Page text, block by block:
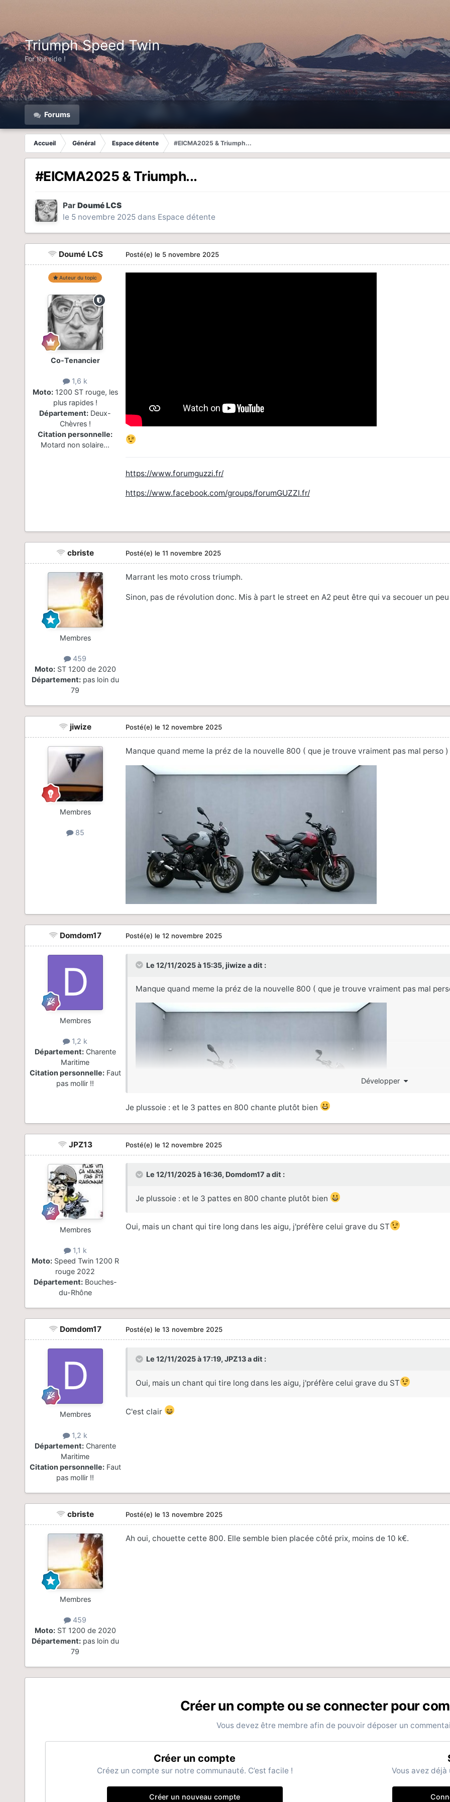
Triumph Speed Twin
For the ride !
Forums
Accueil Général Espace détente #EICMA2025 & Triumph...
#EICMA2025 & Triumph...
Par Doumé LCS
le 5 novembre 2025dans Espace détente
Doumé LCS
Auteur du topic
Co-Tenancier
1,6 k
Moto:1200 ST rouge, les
plus rapides !
Département: Deux-
Chèvres !
Citation personnelle:
Motard non solaire...
Posté(e) le 5 novembre 2025
https://www.forumguzzi.fr/
https://www.facebook.com/groups/forumGUZZI.fr/
cbriste
Membres
459
Moto:ST 1200 de 2020
Département:pas loin du
79
Posté(e) le 11 novembre 2025
Marrant les moto cross triumph.
Sinon, pas de révolution donc. Mis à part le street en A2 peut être qui va secouer un
jiwize
Membres
85
Posté(e) le 12 novembre 2025
Manque quand meme la préz de la nouvelle 800 ( que je trouve vraiment pas mal perso )
Domdom17
Membres
1,2 k
Département:Charente
Maritime
Citation personnelle:Faut
pas mollir !!
Posté(e) le 12 novembre 2025
Le 12/11/2025 à 15:35, jiwize a dit :
Manque quand meme la préz de la nouvelle 800 ( que je trouve vraiment pas mal
Développer
Je plussoie : et le 3 pattes en 800 chante plutôt bien
JPZ13
Membres
1,1 k
Moto:Speed Twin 1200 R
rouge 2022
Département:Bouches-
du-Rhône
Posté(e) le 12 novembre 2025
Le 12/11/2025 à 16:36, Domdom17 a dit :
Je plussoie : et le 3 pattes en 800 chante plutôt bien
Oui, mais un chant qui tire long dans les aigu, j'préfère celui grave du ST
Domdom17
Membres
1,2 k
Département:Charente
Maritime
Citation personnelle:Faut
pas mollir !!
Posté(e) le 13 novembre 2025
Le 12/11/2025 à 17:19, JPZ13a dit :
Oui, mais un chant qui tire long dans les aigu, j'préfère celui grave du ST
C'est clair
cbriste
Membres
459
Moto:ST 1200 de 2020
Département:pas loin du
79
Posté(e) le 13 novembre 2025
Ah oui, chouette cette 800. Elle semble bien placée côté prix, moins de 10 k€.
Créer un compte ou se connecter pour
Vous devez être membre afin de pouvoir déposer un
Créer un compte
Créez un compte sur notre communauté. C’est facile !
Créer un nouveau compte
Vous avez